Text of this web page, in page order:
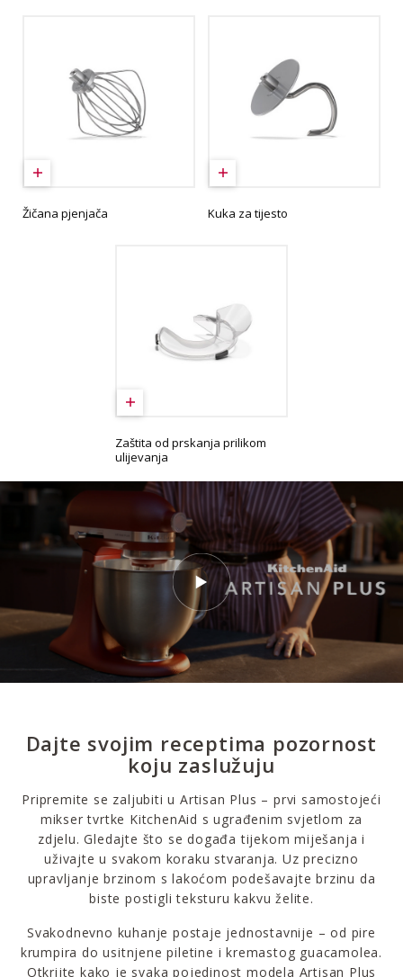
Žičana pjenjača Kuka za tijesto
Zaštita od prskanja prilikom
ulijevanja
Dajte svojim receptima pozornost
koju zaslužuju
Pripremite se zaljubiti u Artisan Plus – prvi samostojeći
mikser tvrtke KitchenAid s ugrađenim svjetlom za
zdjelu. Gledajte što se događa tijekom miješanja i
uživajte u svakom koraku stvaranja. Uz precizno
upravljanje brzinom s lakoćom podešavajte brzinu da
biste postigli teksturu kakvu želite.
Svakodnevno kuhanje postaje jednostavnije – od pire
krumpira do usitnjene piletine i kremastog guacamolea.
Otkrijte kako je svaka pojedinost modela Artisan Plus